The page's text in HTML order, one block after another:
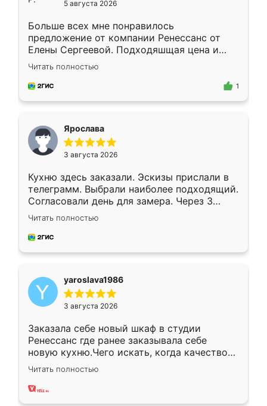
5 августа 2026
Больше всех мне понравилось
предложение от компании Ренессанс от
Елены Сергеевой. Подходяшщая цена и
короткие сроки изготовления. Приехавший
для замера сотрудник Владислав
предложил по моему эскизу самый
Читать полностью
1
Ярослава
3 августа 2026
Кухню здесь заказали. Эскизы прислали в
телеграмм. Выбрали наиболее подходящий.
Согласовали день для замера. Через 3
недели кухня была уже готова. Остались
довольны работой. Спасибо Ренессанс
мебель за качественную работу!
Читать полностью
yaroslava1986
3 августа 2026
Заказала себе новый шкаф в студии
Ренессанс где ранее заказывала себе
новую кухню.Чего искать, когда качеством
вполне довольна. Служит кухня уже почти
два года, нареканий нет.
Читать полностью